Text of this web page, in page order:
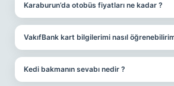
Karaburun’da otobüs fiyatları ne kadar ?
VakıfBank kart bilgilerimi nasıl
Kedi bakmanın sevabı nedir ?